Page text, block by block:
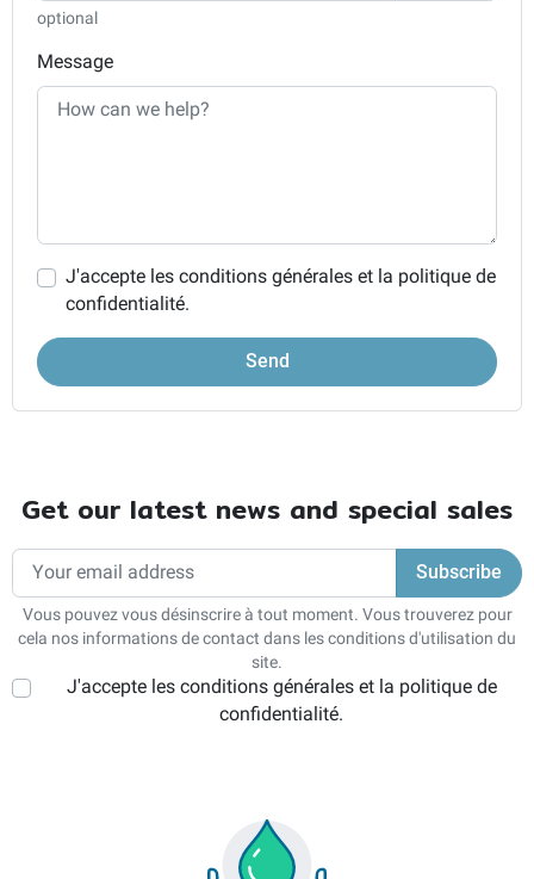
optional
Message
J'accepte les conditions générales et la politique de
confidentialité.
Get our latest news and special sales
Vous pouvez vous désinscrire à tout moment. Vous trouverez pour
cela nos informations de contact dans les conditions d'utilisation du
site.
J'accepte les conditions générales et la politique de
confidentialité.